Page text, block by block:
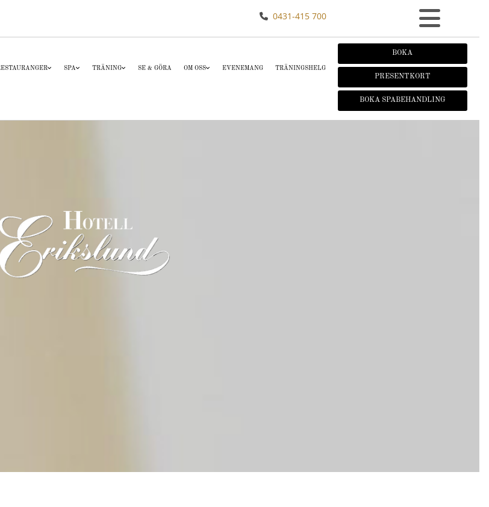
 0431-415 700
SPA TRÄNING SE & GÖRA OM OSS EVENEMANG TRÄNINGSHELG
BOKA
PRESENTKORT
BOKA SPABEHANDLING